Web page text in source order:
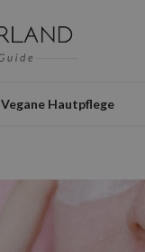
Vegane Hautpflege